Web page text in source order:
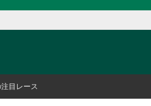
目レース